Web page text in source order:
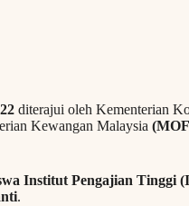
diterajui oleh Kementerian
Kewangan Malaysia
Institut Pengajian Tinggi
.